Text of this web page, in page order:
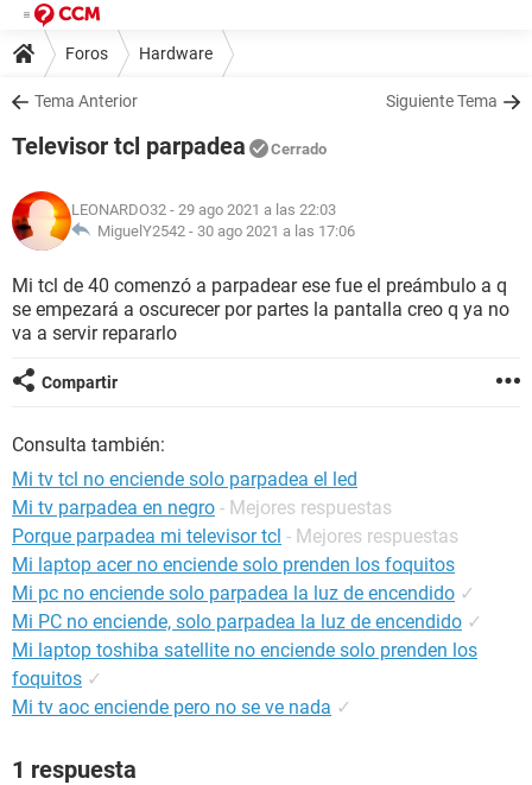
Foros Hardware
Tema Anterior Siguiente Tema
Televisor tcl parpadea Cerrado
LEONARDO32 - 29 ago 2021 a las 22:03
MiguelY2542 - 30 ago 2021 a las 17:06
Mi tcl de 40 comenzó a parpadear ese fue el preámbulo a q
se empezará a oscurecer por partes la pantalla creo q ya no
va a servir repararlo
Compartir
Consulta también:
Mi tv tcl no enciende solo parpadea el led
Mi tv parpadea en negro - Mejores respuestas
Porque parpadea mi televisor tcl - Mejores respuestas
Mi laptop acer no enciende solo prenden los foquitos
Mi pc no enciende solo parpadea la luz de encendido ✓
Mi PC no enciende, solo parpadea la luz de encendido ✓
Mi laptop toshiba satellite no enciende solo prenden los
foquitos ✓
Mi tv aoc enciende pero no se ve nada ✓
1 respuesta